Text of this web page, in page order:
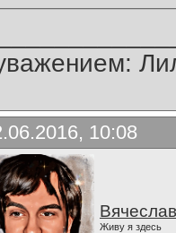
10:08
Живу я здесь